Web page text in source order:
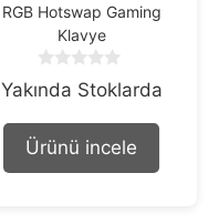
RGB Hotswap Gaming
Klavye
o
o
f
Yakında Stoklarda
Ürünü incele